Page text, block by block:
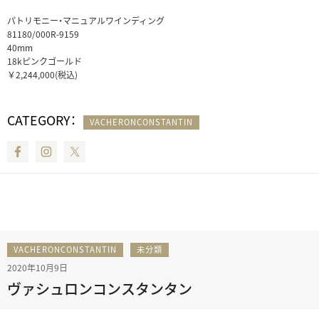
パトリモニー・マニュアルワインディング
81180/000R-9159
40mm
18kピンクゴールド
￥2,244,000(税込)
CATEGORY： VACHERONCONSTANTIN
FacebookInstagram
VACHERONCONSTANTIN 未分類
2020年10月9日
ヴァシュロンコンスタンタン